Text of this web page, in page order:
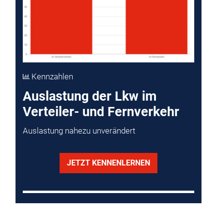
Kennzahlen
Auslastung der Lkw im
Verteiler- und Fernverkehr
Auslastung nahezu unverändert
JETZT KENNENLERNEN